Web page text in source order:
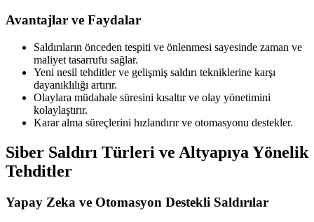
Avantajlar ve Faydalar
Saldırıların önceden tespiti ve önlenmesi sayesinde zaman ve
maliyet tasarrufu sağlar.
Yeni nesil tehditler ve gelişmiş saldırı tekniklerine karşı
dayanıklılığı artırır.
Olaylara müdahale süresini kısaltır ve olay yönetimini
kolaylaştırır.
Karar alma süreçlerini hızlandırır ve otomasyonu destekler.
Siber Saldırı Türleri ve Altyapıya Yönelik
Tehditler
Yapay Zeka ve Otomasyon Destekli Saldırılar